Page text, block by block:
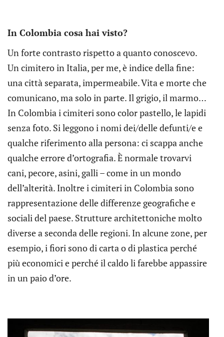
In Colombia cosa hai visto?
Un forte contrasto rispetto a quanto conoscevo.
Un cimitero in Italia, per me, è indice della fine:
una città separata, impermeabile. Vita e morte che
comunicano, ma solo in parte. Il grigio, il marmo…
In Colombia i cimiteri sono color pastello, le lapidi
senza foto. Si leggono i nomi dei/delle defunti/e e
qualche riferimento alla persona: ci scappa anche
qualche errore d’ortografia. È normale trovarvi
cani, pecore, asini, galli – come in un mondo
dell’alterità. Inoltre i cimiteri in Colombia sono
rappresentazione delle differenze geografiche e
sociali del paese. Strutture architettoniche molto
diverse a seconda delle regioni. In alcune zone, per
esempio, i fiori sono di carta o di plastica perché
più economici e perché il caldo li farebbe appassire
in un paio d’ore.